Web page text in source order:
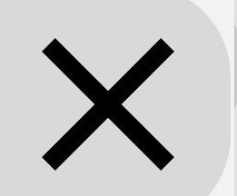
Frecuencia:
1110